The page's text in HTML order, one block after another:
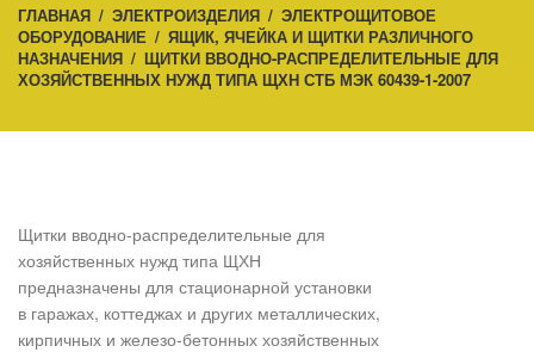
ГЛАВНАЯ / ЭЛЕКТРОИЗДЕЛИЯ / ЭЛЕКТРОЩИТОВОЕ
ОБОРУДОВАНИЕ / ЯЩИК, ЯЧЕЙКА И ЩИТКИ РАЗЛИЧНОГО
НАЗНАЧЕНИЯ / ЩИТКИ ВВОДНО-РАСПРЕДЕЛИТЕЛЬНЫЕ ДЛЯ
ХОЗЯЙСТВЕННЫХ НУЖД ТИПА ЩХН СТБ МЭК 60439-1-2007
Щитки вводно-распределительные для
хозяйственных нужд типа ЩХН
предназначены для стационарной установки
в гаражах, коттеджах и других металлических,
кирпичных и железо-бетонных хозяйственных